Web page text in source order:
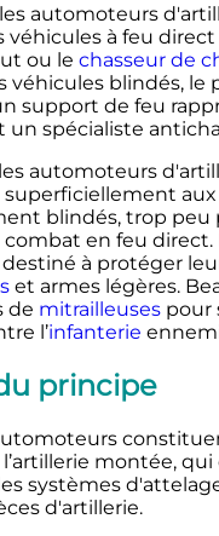
les automoteurs
véhicules à feu
ou le chasseur de
véhicules blindés, le
support de feu
un spécialiste
automoteurs
aux
blindés, trop peu
combat en feu direct.
à protéger
et armes légères.
de mitrailleusespour
l’infanterie
principe
montée,
systèmes
d'artillerie.